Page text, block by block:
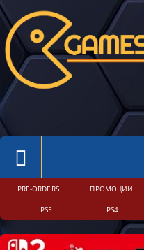
PRE-ORDERS ПРОМОЦИИ
PS5 PS4